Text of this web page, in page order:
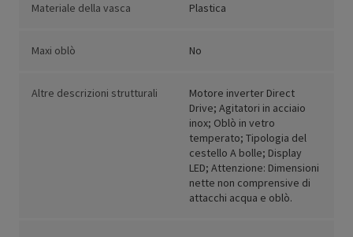
Materiale della vasca Plastica
Maxi oblò No
Altre descrizioni strutturali
Motore inverter Direct
Drive; Agitatori in acciaio
inox; Oblò in vetro
temperato; Tipologia del
cestello A bolle; Display
LED; Attenzione: Dimensioni
nette non comprensive di
attacchi acqua e oblò.